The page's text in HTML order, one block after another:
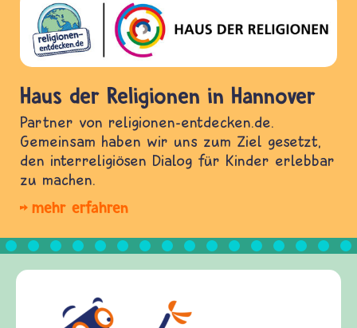
Haus der Religionen in Hannover
Partner von religionen-entdecken.de.
Gemeinsam haben wir uns zum Ziel gesetzt,
den interreligiösen Dialog für Kinder erlebbar
zu machen.
mehr erfahren